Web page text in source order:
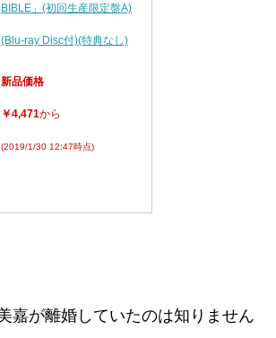
BIBLE」(初回生産限定盤A)
(Blu-ray Disc付)(特典なし)
新品価格
￥4,471から
(2019/1/30 12:47時点)
嘉が離婚していたのは知りません